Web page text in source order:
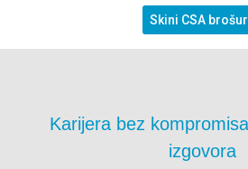
Skini CSA
Karijera bez
izgovora